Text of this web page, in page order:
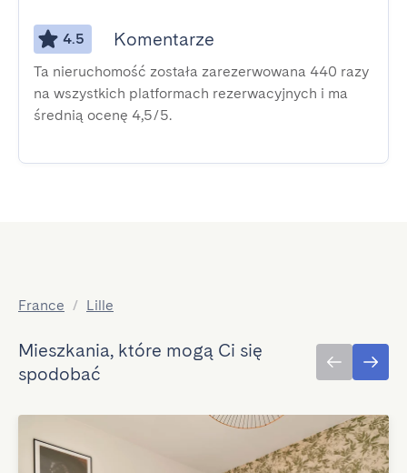
4.5 Komentarze
Ta nieruchomość została zarezerwowana 440 razy
na wszystkich platformach rezerwacyjnych i ma
średnią ocenę 4,5/5.
France / Lille
Mieszkania, które mogą Ci się
spodobać